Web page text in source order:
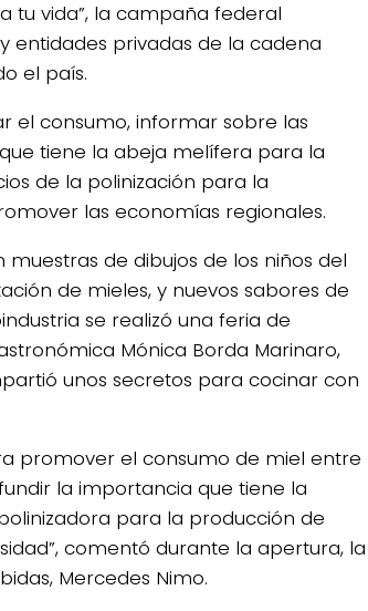
tu vida”, la campaña federal
entidades privadas de la cadena
el país.
el consumo, informar sobre las
tiene la abeja melífera para la
de la polinización para la
las economías regionales.
de dibujos de los niños del
de mieles, y nuevos sabores de
se realizó una feria de
Mónica Borda Marinaro,
unos secretos para cocinar con
promover el consumo de miel entre
la importancia que tiene la
para la producción de
comentó durante la apertura, la
Mercedes Nimo.